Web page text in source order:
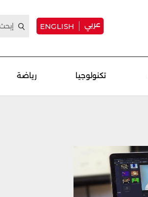
عربي ENGLISH
تكنولوجيا رياضة